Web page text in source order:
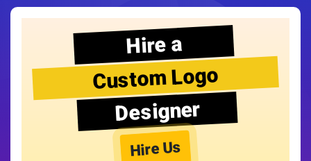
Hire a
Custom Logo
Designer
Hire Us